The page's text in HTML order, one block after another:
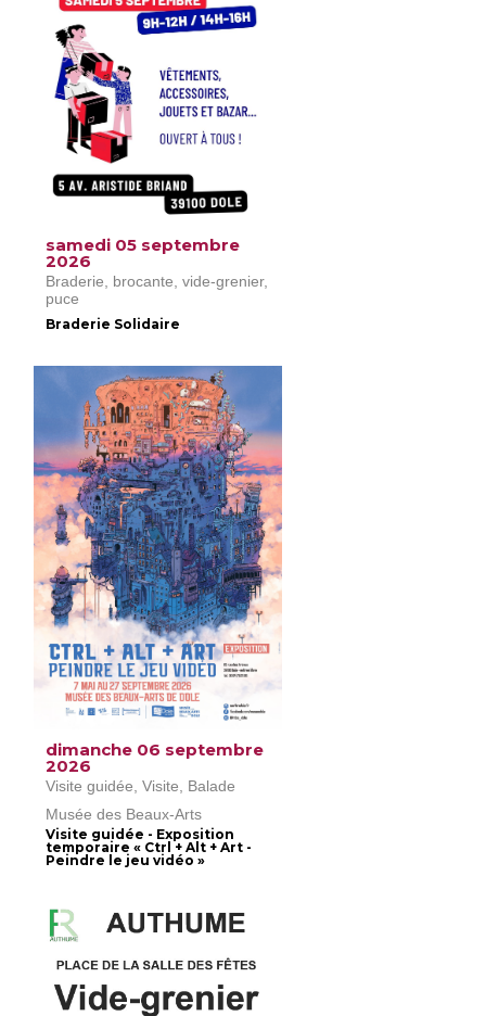
samedi 05 septembre
2026
Braderie, brocante, vide-grenier,
puce
Braderie Solidaire
dimanche 06 septembre
2026
Visite guidée, Visite, Balade
Musée des Beaux-Arts
Visite guidée - Exposition
temporaire « Ctrl + Alt + Art -
Peindre le jeu vidéo »